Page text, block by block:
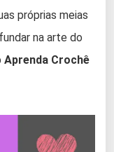
próprias meias
na arte do
Aprenda Crochê